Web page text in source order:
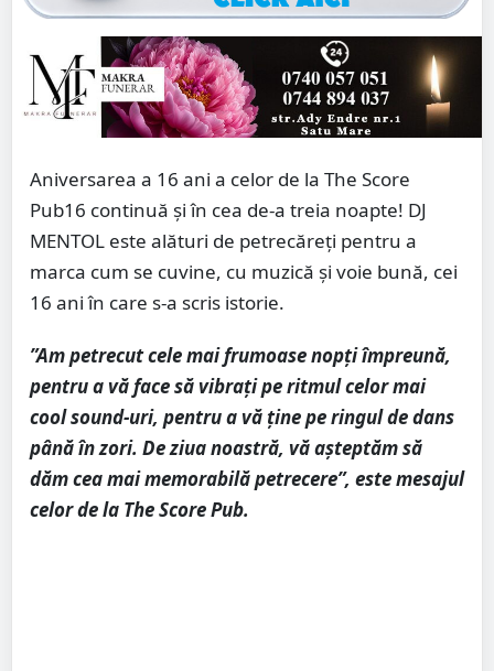
Aniversarea a 16 ani a celor de la The Score
Pub16 continuă și în cea de-a treia noapte! DJ
MENTOL este alături de petrecăreți pentru a
marca cum se cuvine, cu muzică și voie bună, cei
16 ani în care s-a scris istorie.
”Am petrecut cele mai frumoase nopți împreună,
pentru a vă face să vibrați pe ritmul celor mai
cool sound-uri, pentru a vă ține pe ringul de dans
până în zori. De ziua noastră, vă așteptăm să
dăm cea mai memorabilă petrecere”, este mesajul
celor de la The Score Pub.